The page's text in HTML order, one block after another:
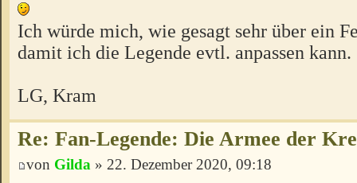
Ich würde mich, wie gesagt sehr über ein
damit ich die Legende evtl. anpassen kann.
LG, Kram
Re: Fan-Legende: Die Armee der
von Gilda » 22. Dezember 2020, 09:18